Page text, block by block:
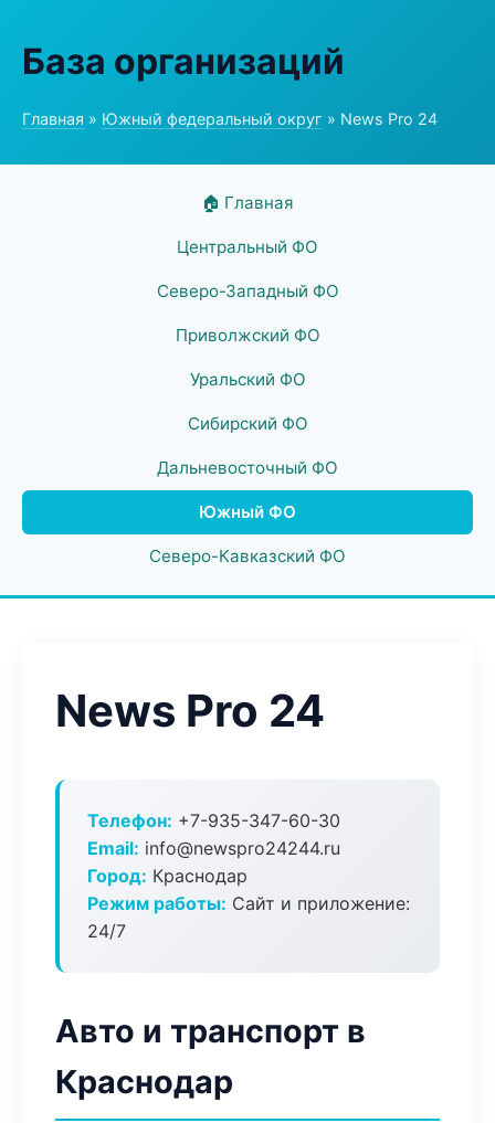
База организаций
Главная » Южный федеральный округ » News Pro 24
🏠 Главная
Центральный ФО
Северо-Западный ФО
Приволжский ФО
Уральский ФО
Сибирский ФО
Дальневосточный ФО
Южный ФО
Северо-Кавказский ФО
News Pro 24
Телефон: +7-935-347-60-30
Email: info@newspro24244.ru
Город: Краснодар
Режим работы: Сайт и приложение:
24/7
Авто и транспорт в
Краснодар